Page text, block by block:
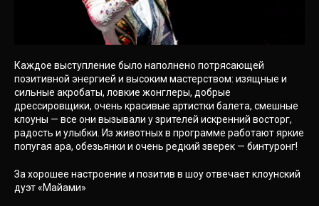
Каждое выступление было наполнено потрясающей
позитивной энергией и высоким мастерством: изящные и
сильные акробаты, ловкие жонглеры, добрые
дрессировщики, очень красивые артистки балета, смешные
клоуны — все они вызывали у зрителей искренний восторг,
радость и улыбки. Из животных в программе работают яркие
попугая ара, обезьянки и очень редкий зверек — бинтуронг!
За хорошее настроение и позитив в шоу отвечает клоунский
дуэт «Майами»